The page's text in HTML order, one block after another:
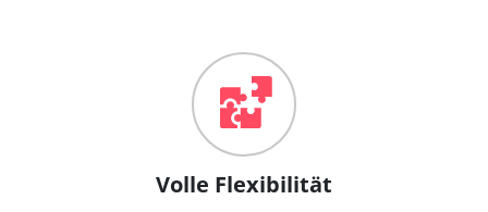
Volle Flexibilität